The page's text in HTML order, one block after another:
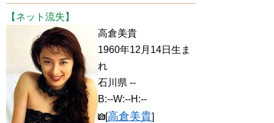
【ネット流失】
高倉美貴
1960年12月14日生ま
れ
石川県 --
B:--W:--H:--
[高倉美貴]